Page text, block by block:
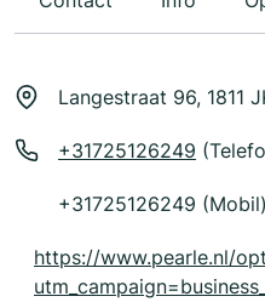
Langestraat 96, 1811
+31725126249
+31725126249 (Mobil)
https://www.pearle.nl/